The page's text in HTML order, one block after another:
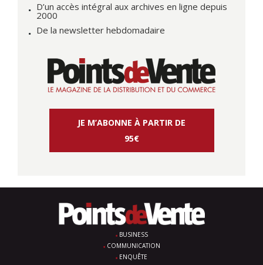
D’un accès intégral aux archives en ligne depuis
2000
De la newsletter hebdomadaire
JE M’ABONNE À PARTIR DE
95€
BUSINESS
COMMUNICATION
ENQUÊTE